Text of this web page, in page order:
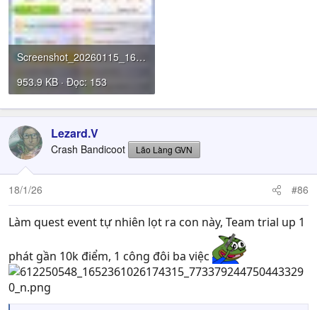
Screenshot_20260115_163036_Umamusume.jpg
953.9 KB · Đọc: 153
Lezard.V
Crash Bandicoot Lão Làng GVN
18/1/26 #86
Làm quest event tự nhiên lọt ra con này, Team trial up 1
phát gần 10k điểm, 1 công đôi ba việc